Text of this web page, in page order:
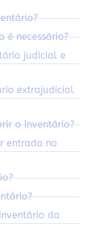
é necessário?
judicial e
extrajudicial
o Inventário?
entrada no
da